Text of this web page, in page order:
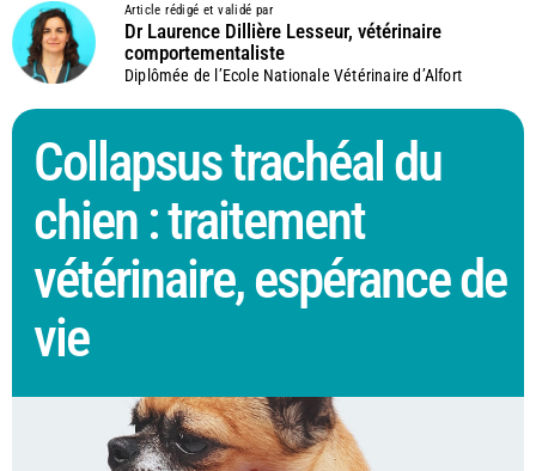
Article rédigé et validé par
Dr Laurence Dillière Lesseur, vétérinaire
comportementaliste
Diplômée de l’Ecole Nationale Vétérinaire d’Alfort
Collapsus trachéal du
chien : traitement
vétérinaire, espérance de
vie